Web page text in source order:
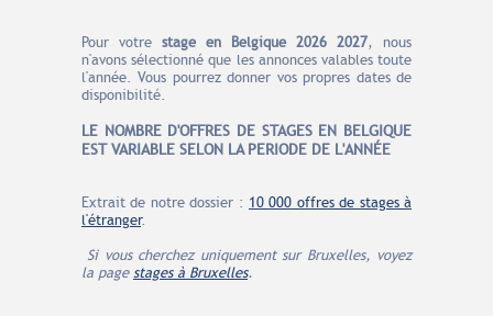
Pour votre stage en Belgique 2026 2027, nous
n'avons sélectionné que les annonces valables toute
l'année. Vous pourrez donner vos propres dates de
disponibilité.
LE NOMBRED'OFFRES DE STAGES EN BELGIQUE
EST VARIABLE SELON LA PERIODE DE L'ANNÉE
Extrait de notre dossier : 10 000 offres de stages à
l'étranger.
Si vous cherchez uniquement sur Bruxelles, voyez
la pagestages à Bruxelles.